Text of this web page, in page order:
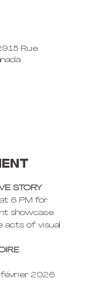
Rue
STORY
6 PM for
showcase
acts of visual
février 2026